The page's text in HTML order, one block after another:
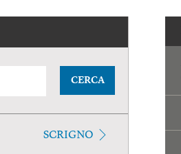
CERCA
SCRIGNO